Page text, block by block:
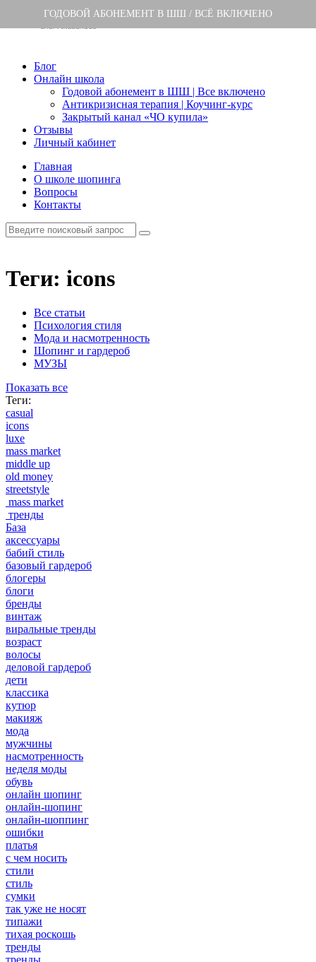
ГОДОВОЙ АБОНЕМЕНТ В ШШ / ВСЁ ВКЛЮЧЕНО
Блог
Онлайн школа
Годовой абонемент в ШШ | Все включено
Антикризисная терапия | Коучинг-курс
Закрытый канал «ЧО купила»
Отзывы
Личный кабинет
Главная
О школе шопинга
Вопросы
Контакты
Теги: icons
Все статьи
Психология стиля
Мода и насмотренность
Шопинг и гардероб
МУЗЫ
Показать все
Теги:
casual
icons
luxe
mass market
middle up
old money
streetstyle
mass market
тренды
База
аксессуары
бабий стиль
базовый гардероб
блогеры
блоги
бренды
винтаж
виральные тренды
возраст
волосы
деловой гардероб
дети
классика
кутюр
макияж
мода
мужчины
насмотренность
неделя моды
обувь
онлайн шопинг
онлайн-шопинг
онлайн-шоппинг
ошибки
платья
с чем носить
стили
стиль
сумки
так уже не носят
типажи
тихая роскошь
тренды